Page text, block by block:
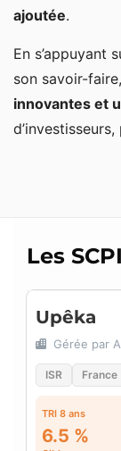
ajoutée.
En s’appuyant
son savoir-
innovantes et
Les
Upêka
Gérée par
ISR France
TRI 8 ans
6.5 %